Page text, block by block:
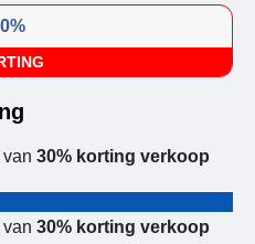
30% korting verkoop
30% korting verkoop